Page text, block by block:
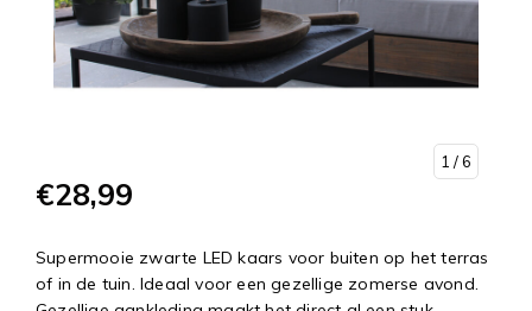
1 / 6
€28,99
Supermooie zwarte LED kaars voor buiten op het terras
of in de tuin. Ideaal voor een gezellige zomerse avond.